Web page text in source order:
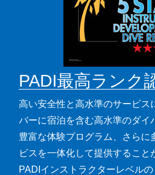
PADI最高ランク
高い安全性と高水準のサービス
バーに宿泊を含む高水準のダイ
豊富な体験プログラム、さらに
ビスを一体化して提供すること
PADIインストラクターレベル